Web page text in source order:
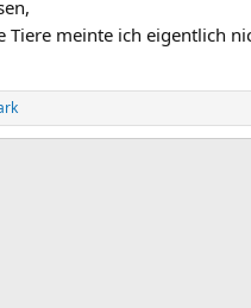
Tiere meinte ich eigentlich